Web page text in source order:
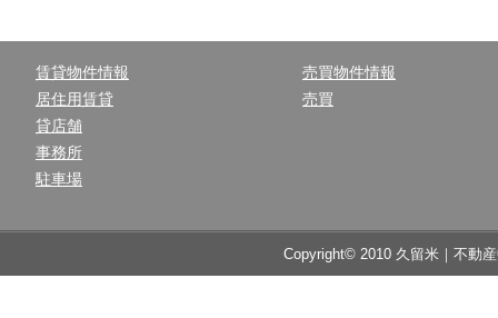
賃貸物件情報
居住用賃貸
貸店舗
事務所
駐車場
売買物件情報
売買
Copyright© 2010 久留米｜不動